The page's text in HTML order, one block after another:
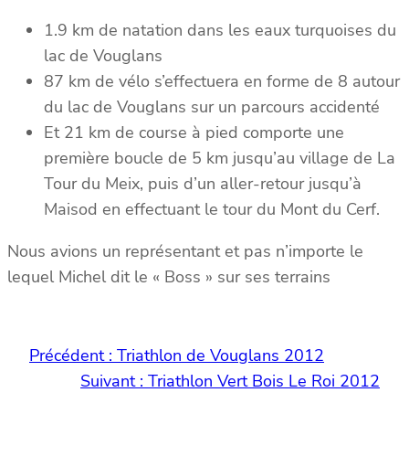
1.9 km de natation dans les eaux turquoises du
lac de Vouglans
87 km de vélo s’effectuera en forme de 8 autour
du lac de Vouglans sur un parcours accidenté
Et 21 km de course à pied comporte une
première boucle de 5 km jusqu’au village de La
Tour du Meix, puis d’un aller-retour jusqu’à
Maisod en effectuant le tour du Mont du Cerf.
Nous avions un représentant et pas n’importe le
lequel Michel dit le « Boss » sur ses terrains
Précédent : Triathlon de Vouglans 2012
Suivant : Triathlon Vert Bois Le Roi 2012